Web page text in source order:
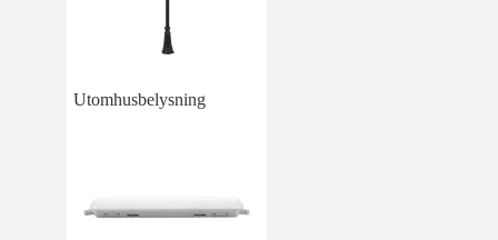
Utomhusbelysning